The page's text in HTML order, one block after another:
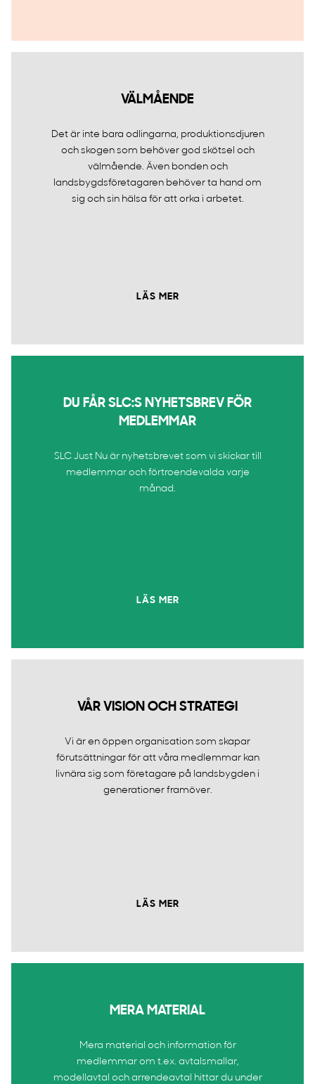
VÄLMÅENDE
Det är inte bara odlingarna, produktionsdjuren
och skogen som behöver god skötsel och
välmående. Även bonden och
landsbygdsföretagaren behöver ta hand om
sig och sin hälsa för att orka i arbetet.
LÄS MER
DU FÅR SLC:S NYHETSBREV FÖR
MEDLEMMAR
SLC Just Nu är nyhetsbrevet som vi skickar till
medlemmar och förtroendevalda varje
månad.
LÄS MER
VÅR VISION OCH STRATEGI
Vi är en öppen organisation som skapar
förutsättningar för att våra medlemmar kan
livnära sig som företagare på landsbygden i
generationer framöver.
LÄS MER
MERA MATERIAL
Mera material och information för
medlemmar om t.ex. avtalsmallar,
modellavtal och arrendeavtal hittar du under